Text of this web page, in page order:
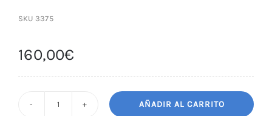
SKU 3375
160,00€
AÑADIR AL CARRITO